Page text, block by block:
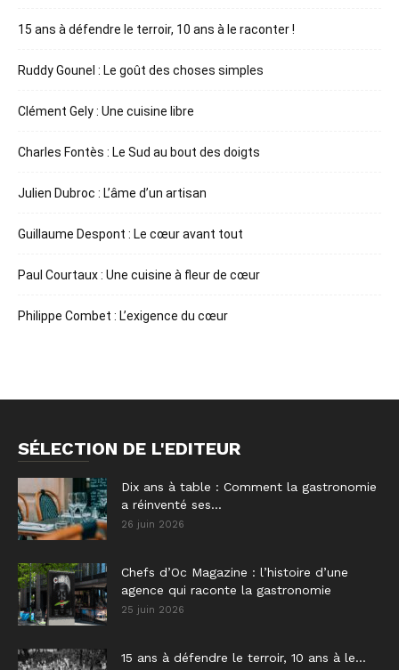
15 ans à défendre le terroir, 10 ans à le raconter !
Ruddy Gounel : Le goût des choses simples
Clément Gely : Une cuisine libre
Charles Fontès : Le Sud au bout des doigts
Julien Dubroc : L’âme d’un artisan
Guillaume Despont : Le cœur avant tout
Paul Courtaux : Une cuisine à fleur de cœur
Philippe Combet : L’exigence du cœur
SÉLECTION DE L'EDITEUR
Dix ans à table : Comment la gastronomie
a réinventé ses...
26 juin 2026
Chefs d’Oc Magazine : l’histoire d’une
agence qui raconte la gastronomie
25 juin 2026
15 ans à défendre le terroir, 10 ans à le...